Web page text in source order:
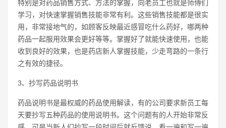
特别是对药品销售方式、方法的掌握，向老员工也就是师傅们
学习，对快速掌握销售技能非常有利。这些销售技能都是很实
用，非常接地气的，如顾客反映最近感冒吃什么药好，哪两种
药品一起服用效果会更好等等。掌握好了就能快速使用，也能
收到良好的效果，也是药店新人掌握技能，少走弯路的一条行
之有效的捷径。
3、抄写药品说明书
药品说明书是最权威的药品使用解读，有的公司要求新员工每
天要抄写五种药品的使用说明书。这个问题有的人开始非常反